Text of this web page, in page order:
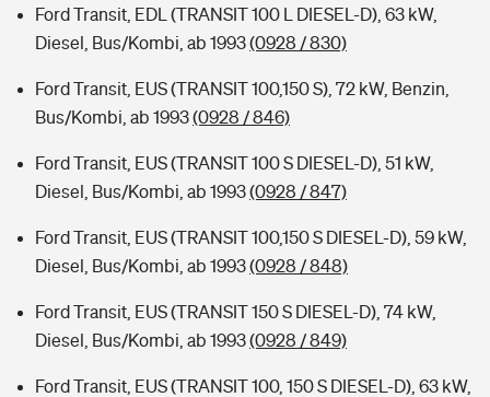
Ford Transit, EDL (TRANSIT 100 L DIESEL-D), 63 kW,
Diesel, Bus/Kombi, ab 1993(0928 / 830)
Ford Transit, EUS (TRANSIT 100,150 S), 72 kW, Benzin,
Bus/Kombi, ab 1993(0928 / 846)
Ford Transit, EUS (TRANSIT 100 S DIESEL-D), 51 kW,
Diesel, Bus/Kombi, ab 1993(0928 / 847)
Ford Transit, EUS (TRANSIT 100,150 S DIESEL-D), 59 kW,
Diesel, Bus/Kombi, ab 1993(0928 / 848)
Ford Transit, EUS (TRANSIT 150 S DIESEL-D), 74 kW,
Diesel, Bus/Kombi, ab 1993(0928 / 849)
Ford Transit, EUS (TRANSIT 100, 150 S DIESEL-D), 63 kW,